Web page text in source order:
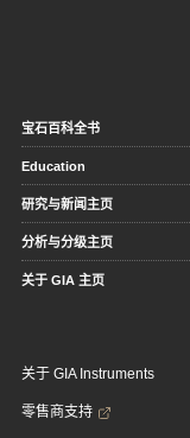
宝石百科全书
Education
研究与新闻主页
分析与分级主页
关于 GIA 主页
关于 GIA Instruments
零售商支持